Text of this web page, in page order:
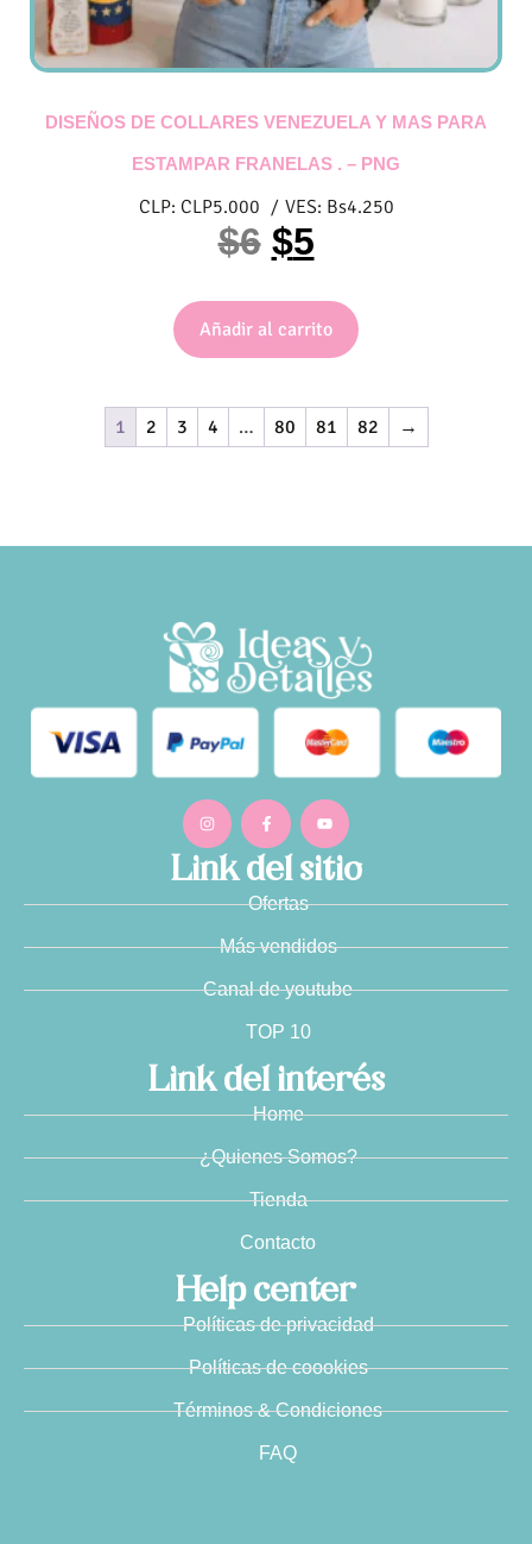
DISEÑOS DE COLLARES VENEZUELA Y MAS PARA
ESTAMPAR FRANELAS . – PNG
CLP: CLP5.000 / VES: Bs4.250
$6 $5
Añadir al carrito
1 2 3 4 … 80 81 82 →
Link del sitio
Ofertas
Más vendidos
Canal de youtube
TOP 10
Link del interés
Home
¿Quienes Somos?
Tienda
Contacto
Help center
Políticas de privacidad
Políticas de coookies
Términos & Condiciones
FAQ